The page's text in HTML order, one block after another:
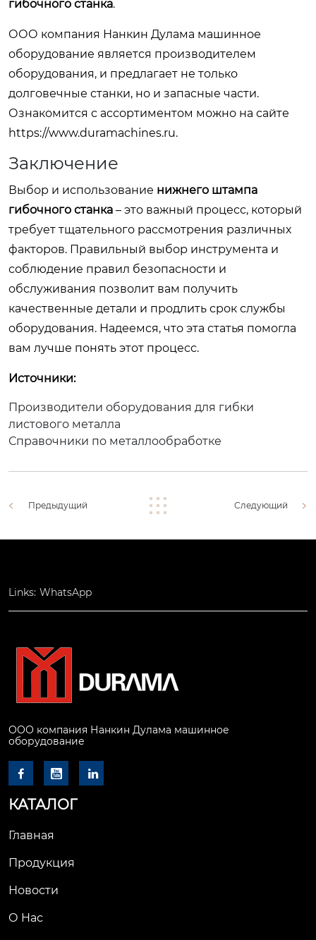
гибочного станка.
ООО компания Нанкин Дулама машинное
оборудование является производителем
оборудования, и предлагает не только
долговечные станки, но и запасные части.
Ознакомится с ассортиментом можно на сайте
https://www.duramachines.ru.
Заключение
Выбор и использование нижнего штампа
гибочного станка – это важный процесс, который
требует тщательного рассмотрения различных
факторов. Правильный выбор инструмента и
соблюдение правил безопасности и
обслуживания позволит вам получить
качественные детали и продлить срок службы
оборудования. Надеемся, что эта статья помогла
вам лучше понять этот процесс.
Источники:
Производители оборудования для гибки
листового металла
Справочники по металлообработке
Предыдущий Следующий
Links: WhatsApp
ООО компания Нанкин Дулама машинное
оборудование
  
КАТАЛОГ
Главная
Продукция
Новости
О Hас